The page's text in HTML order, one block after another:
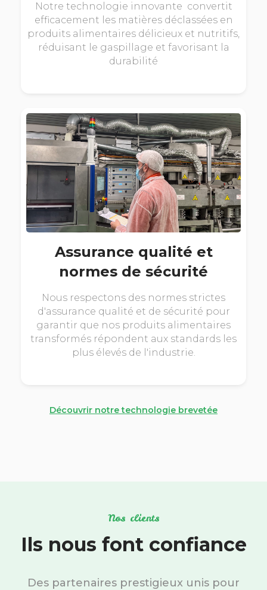
Notre technologie innovante convertit
efficacement les matières déclassées en
produits alimentaires délicieux et nutritifs,
réduisant le gaspillage et favorisant la
durabilité
Assurance qualité et
normes de sécurité
Nous respectons des normes strictes
d'assurance qualité et de sécurité pour
garantir que nos produits alimentaires
transformés répondent aux standards les
plus élevés de l'industrie.
Découvrir notre technologie brevetée
Nos clients
Ils nous font confiance
Des partenaires prestigieux unis pour